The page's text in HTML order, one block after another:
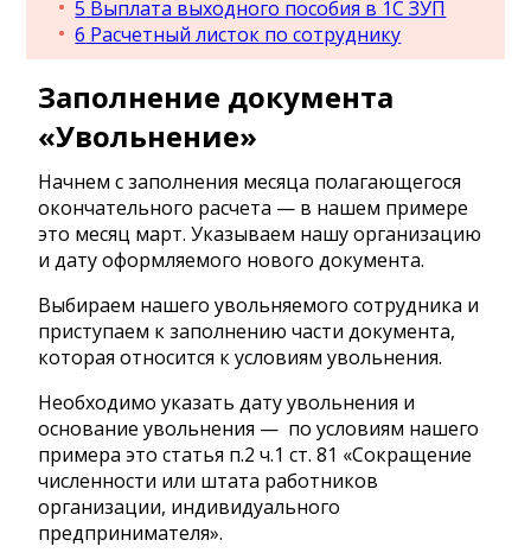
5 Выплата выходного пособия в 1С ЗУП
6 Расчетный листок по сотруднику
Заполнение документа
«Увольнение»
Начнем с заполнения месяца полагающегося
окончательного расчета — в нашем примере
это месяц март. Указываем нашу организацию
и дату оформляемого нового документа.
Выбираем нашего увольняемого сотрудника и
приступаем к заполнению части документа,
которая относится к условиям увольнения.
Необходимо указать дату увольнения и
основание увольнения — по условиям нашего
примера это статья п.2 ч.1 ст. 81 «Сокращение
численности или штата работников
организации, индивидуального
предпринимателя».